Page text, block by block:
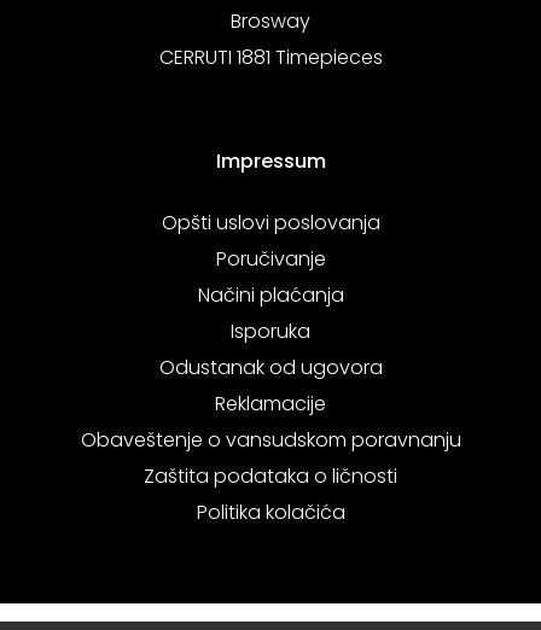
Brosway
CERRUTI 1881 Timepieces
Impressum
Opšti uslovi poslovanja
Poručivanje
Načini plaćanja
Isporuka
Odustanak od ugovora
Reklamacije
Obaveštenje o vansudskom poravnanju
Zaštita podataka o ličnosti
Politika kolačića